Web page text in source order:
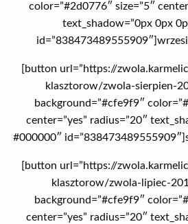
color=”#2d0776″ size=”5″
text_shadow=”0px 0px
[button url=”https://
klasztorow/zwola-sierpien-
background=”#cfe9f9″
center=”yes” radius=”20″
#000000″
[button url=”https://
klasztorow/zwola-lipiec-
background=”#cfe9f9″
center=”yes” radius=”20″